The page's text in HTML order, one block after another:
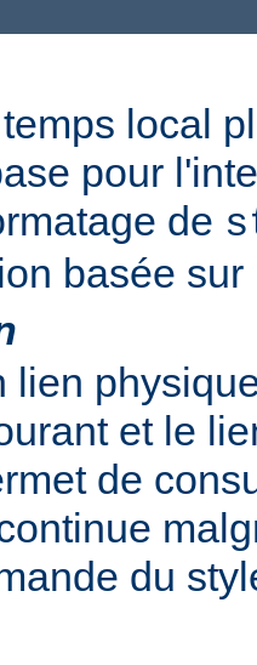
local
pour
de
basée sur
lien
et le
de
du